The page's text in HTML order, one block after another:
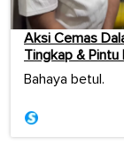
Aksi Cemas
Tingkap & Pintu
Bahaya betul.